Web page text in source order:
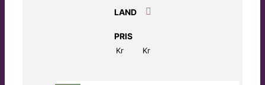
LAND
PRIS
Kr Kr